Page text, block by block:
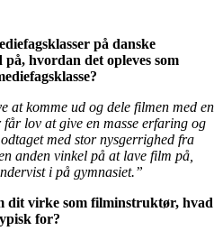
på danske
hvordan det opleves som
at komme ud og dele filmen med en
lov at give en masse erfaring og
med stor nysgerrighed fra
anden vinkel på at lave film på,
i på gymnasiet.”
dit virke som filminstruktør, hvad
for?